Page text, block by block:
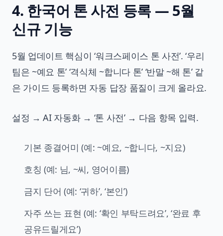
4. 한국어 톤 사전 등록 — 5월
신규 기능
5월 업데이트 핵심이 ‘워크스페이스 톤 사전’. ‘우리
팀은 ~예요 톤’ ‘격식체 ~합니다 톤’ ‘반말 ~해 톤’ 같
은 가이드 등록하면 자동 답장 품질이 크게 올라요.
설정 → AI 자동화 → ‘톤 사전’ → 다음 항목 입력.
기본 종결어미 (예: ~예요, ~합니다, ~지요)
호칭 (예: 님, ~씨, 영어이름)
금지 단어 (예: ‘귀하’, ‘본인’)
자주 쓰는 표현 (예: ‘확인 부탁드려요’, ‘완료 후
공유드릴게요’)